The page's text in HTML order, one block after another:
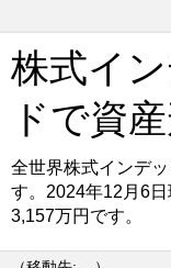
株式イ
ドで資
全世界株式インデ
す。2024年12月6
3,157万円です。